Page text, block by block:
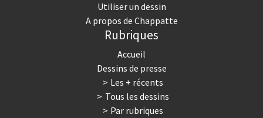
Utiliser un dessin
A propos de Chappatte
Rubriques
Accueil
Dessins de presse
Les + récents
Tous les dessins
Par rubriques